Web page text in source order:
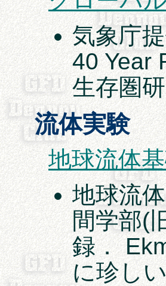
気象庁
40 Year
生存圏
流体実験
地球流体
地球流
間学部(
録．
に珍し